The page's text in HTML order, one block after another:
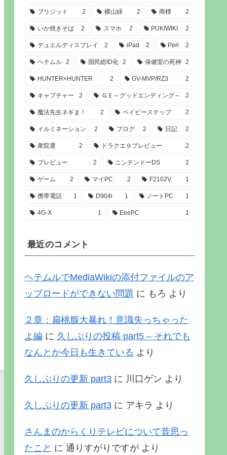
ブリジット 2 横山緑 2 商標 2
いか焼きそば 2 スマホ 2 PUKIWIKI 2
デュエルディスプレイ 2 iPad 2 Perl 2
ヘテムル 2 国民総ID化 2 保健室の死神 2
HUNTER×HUNTER 2 GV-MVP/RZ3 2
キャプチャー 2 ＧＥ～グッドエンディング～ 2
魔法先生ネギま！ 2 ベイビーステップ 2
イルミネーション 2 ブログ 2 日記 2
衆院選 2 ドラクエ９プレビュー 2
プレビュー 2 ニンテンドーDS 2
ゲーム 2 マイPC 2 F2102V 1
携帯電話 1 D904i 1 ノートPC 1
4G-X 1 EeePC 1
最近のコメント
ヘテムルでMediaWikiの添付ファイルのア
ップロードができない問題 に もろ より
２章：扁桃腺大暴れ！意識失っちゃった
よ編 に 久しぶりの投稿 part5 – それでも
なんとか今日も生きている より
久しぶりの更新 part3 に 川口ゲン より
久しぶりの更新 part3 に アキラ より
さんまのからくりテレビについて昔思っ
たこと に 通りすがりですが より